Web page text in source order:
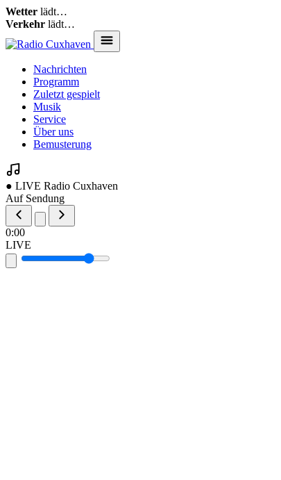
Wetter lädt…
Verkehr lädt…
Nachrichten
Programm
Zuletzt gespielt
Musik
Service
Über uns
Bemusterung
● LIVE Radio Cuxhaven
Auf Sendung
0:00
LIVE